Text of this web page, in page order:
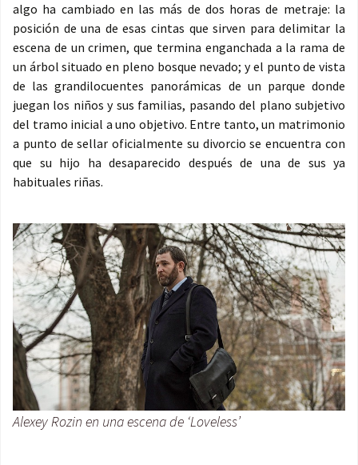
algo ha cambiado en las más de dos horas de metraje: la
posición de una de esas cintas que sirven para delimitar la
escena de un crimen, que termina enganchada a la rama de
un árbol situado en pleno bosque nevado; y el punto de vista
de las grandilocuentes panorámicas de un parque donde
juegan los niños y sus familias, pasando del plano subjetivo
del tramo inicial a uno objetivo. Entre tanto, un matrimonio
a punto de sellar oficialmente su divorcio se encuentra con
que su hijo ha desaparecido después de una de sus ya
habituales riñas.
Alexey Rozin en una escena de ‘Loveless’